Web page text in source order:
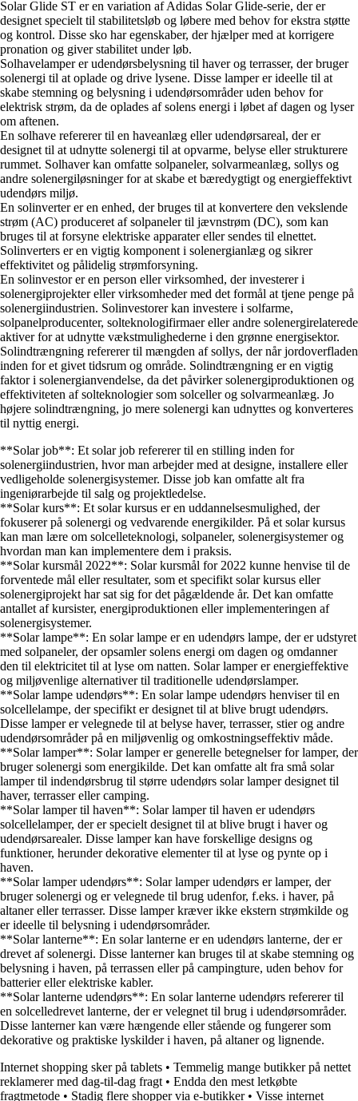
Solar Glide ST er en variation af Adidas Solar Glide-serie, der er
designet specielt til stabilitetsløb og løbere med behov for ekstra støtte
og kontrol. Disse sko har egenskaber, der hjælper med at korrigere
pronation og giver stabilitet under løb.
Solhavelamper er udendørsbelysning til haver og terrasser, der bruger
solenergi til at oplade og drive lysene. Disse lamper er ideelle til at
skabe stemning og belysning i udendørsområder uden behov for
elektrisk strøm, da de oplades af solens energi i løbet af dagen og lyser
om aftenen.
En solhave refererer til en haveanlæg eller udendørsareal, der er
designet til at udnytte solenergi til at opvarme, belyse eller strukturere
rummet. Solhaver kan omfatte solpaneler, solvarmeanlæg, sollys og
andre solenergiløsninger for at skabe et bæredygtigt og energieffektivt
udendørs miljø.
En solinverter er en enhed, der bruges til at konvertere den vekslende
strøm (AC) produceret af solpaneler til jævnstrøm (DC), som kan
bruges til at forsyne elektriske apparater eller sendes til elnettet.
Solinverters er en vigtig komponent i solenergianlæg og sikrer
effektivitet og pålidelig strømforsyning.
En solinvestor er en person eller virksomhed, der investerer i
solenergiprojekter eller virksomheder med det formål at tjene penge på
solenergiindustrien. Solinvestorer kan investere i solfarme,
solpanelproducenter, solteknologifirmaer eller andre solenergirelaterede
aktiver for at udnytte vækstmulighederne i den grønne energisektor.
Solindtrængning refererer til mængden af sollys, der når jordoverfladen
inden for et givet tidsrum og område. Solindtrængning er en vigtig
faktor i solenergianvendelse, da det påvirker solenergiproduktionen og
effektiviteten af solteknologier som solceller og solvarmeanlæg. Jo
højere solindtrængning, jo mere solenergi kan udnyttes og konverteres
til nyttig energi.
**Solar job**: Et solar job refererer til en stilling inden for
solenergiindustrien, hvor man arbejder med at designe, installere eller
vedligeholde solenergisystemer. Disse job kan omfatte alt fra
ingeniørarbejde til salg og projektledelse.
**Solar kurs**: Et solar kursus er en uddannelsesmulighed, der
fokuserer på solenergi og vedvarende energikilder. På et solar kursus
kan man lære om solcelleteknologi, solpaneler, solenergisystemer og
hvordan man kan implementere dem i praksis.
**Solar kursmål 2022**: Solar kursmål for 2022 kunne henvise til de
forventede mål eller resultater, som et specifikt solar kursus eller
solenergiprojekt har sat sig for det pågældende år. Det kan omfatte
antallet af kursister, energiproduktionen eller implementeringen af
solenergisystemer.
**Solar lampe**: En solar lampe er en udendørs lampe, der er udstyret
med solpaneler, der opsamler solens energi om dagen og omdanner
den til elektricitet til at lyse om natten. Solar lamper er energieffektive
og miljøvenlige alternativer til traditionelle udendørslamper.
**Solar lampe udendørs**: En solar lampe udendørs henviser til en
solcellelampe, der specifikt er designet til at blive brugt udendørs.
Disse lamper er velegnede til at belyse haver, terrasser, stier og andre
udendørsområder på en miljøvenlig og omkostningseffektiv måde.
**Solar lamper**: Solar lamper er generelle betegnelser for lamper, der
bruger solenergi som energikilde. Det kan omfatte alt fra små solar
lamper til indendørsbrug til større udendørs solar lamper designet til
haver, terrasser eller camping.
**Solar lamper til haven**: Solar lamper til haven er udendørs
solcellelamper, der er specielt designet til at blive brugt i haver og
udendørsarealer. Disse lamper kan have forskellige designs og
funktioner, herunder dekorative elementer til at lyse og pynte op i
haven.
**Solar lamper udendørs**: Solar lamper udendørs er lamper, der
bruger solenergi og er velegnede til brug udenfor, f.eks. i haver, på
altaner eller terrasser. Disse lamper kræver ikke ekstern strømkilde og
er ideelle til belysning i udendørsområder.
**Solar lanterne**: En solar lanterne er en udendørs lanterne, der er
drevet af solenergi. Disse lanterner kan bruges til at skabe stemning og
belysning i haven, på terrassen eller på campingture, uden behov for
batterier eller elektriske kabler.
**Solar lanterne udendørs**: En solar lanterne udendørs refererer til
en solcelledrevet lanterne, der er velegnet til brug i udendørsområder.
Disse lanterner kan være hængende eller stående og fungerer som
dekorative og praktiske lyskilder i haven, på altaner og lignende.
Internet shopping sker på tablets • Temmelig mange butikker på nettet
reklamerer med dag-til-dag fragt • Endda den mest letkøbte
fragtmetode • Stadig flere shopper via e-butikker• Visse internet